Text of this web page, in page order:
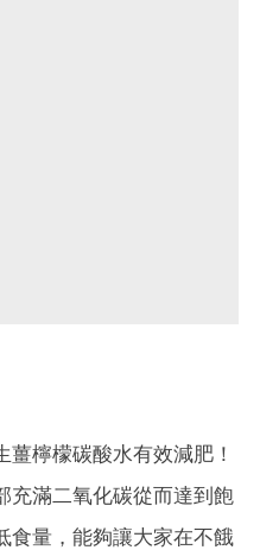
檸檬碳酸水有效減肥！
充滿二氧化碳從而達到飽
食量，能夠讓大家在不餓